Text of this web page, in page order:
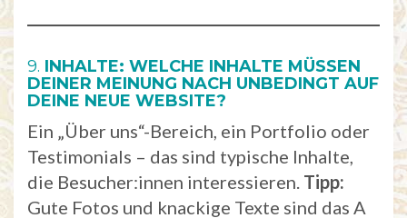
9. INHALTE: WELCHE INHALTE MÜSSEN
DEINER MEINUNG NACH UNBEDINGT AUF
DEINE NEUE WEBSITE?
Ein „Über uns“-Bereich, ein Portfolio oder
Testimonials – das sind typische Inhalte,
die Besucher:innen interessieren. Tipp:
Gute Fotos und knackige Texte sind das A